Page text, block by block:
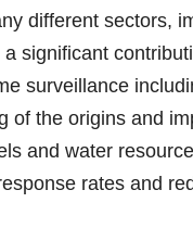
different sectors,
significant
surveillance
of the origins and
and water
rates and